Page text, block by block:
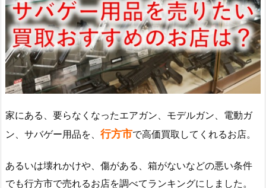
家にある、要らなくなったエアガン、モデルガン、電動ガ
ン、サバゲー用品を、 行方市で高価買取してくれるお店。
あるいは壊れかけや、傷がある、箱がないなどの悪い条件
でも行方市で売れるお店を調べてランキングにしました。